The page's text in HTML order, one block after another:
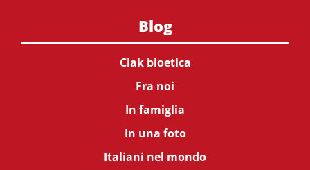
Blog
Ciak bioetica
Fra noi
In famiglia
In una foto
Italiani nel mondo